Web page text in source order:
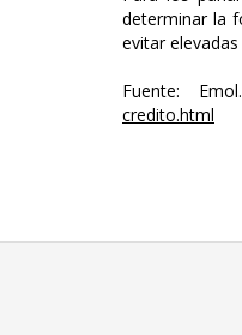
determinar la
evitar
Fuente:
credito.html